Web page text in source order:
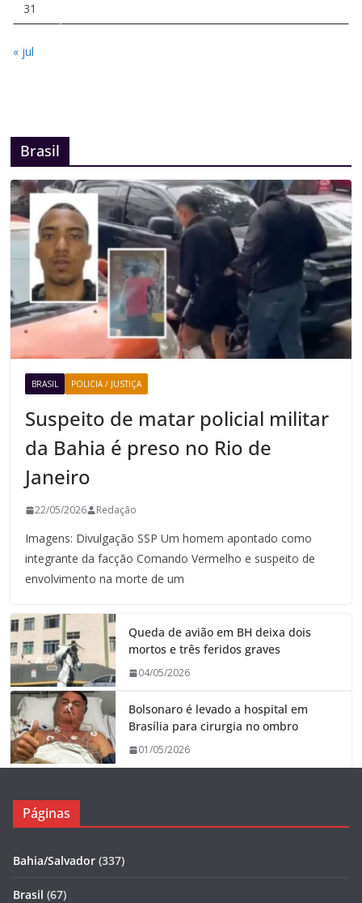
31
« jul
Brasil
BRASIL POLICIA / JUSTIÇA
Suspeito de matar policial militar
da Bahia é preso no Rio de
Janeiro
22/05/2026 Redação
Imagens: Divulgação SSP Um homem apontado como
integrante da facção Comando Vermelho e suspeito de
envolvimento na morte de um
Queda de avião em BH deixa dois
mortos e três feridos graves
04/05/2026
Bolsonaro é levado a hospital em
Brasília para cirurgia no ombro
01/05/2026
Páginas
Bahia/Salvador (337)
Brasil (67)